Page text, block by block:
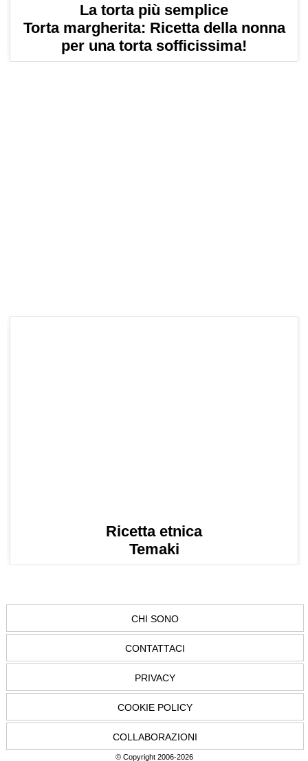
La torta più semplice
Torta margherita: Ricetta della nonna
per una torta sofficissima!
Ricetta etnica
Temaki
CHI SONO
CONTATTACI
PRIVACY
COOKIE POLICY
COLLABORAZIONI
© Copyright 2006-2026